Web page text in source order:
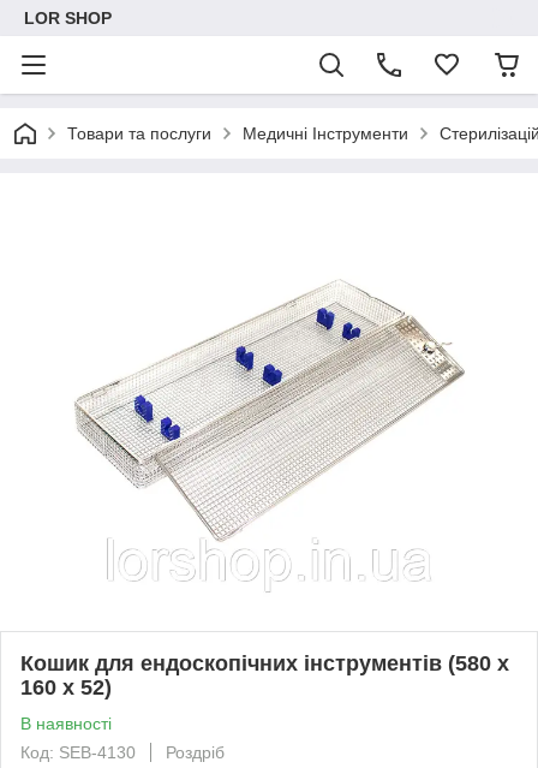
LOR SHOP
Товари та послуги Медичні Інструменти
Кошик для ендоскопічних інструментів (580 x
160 x 52)
В наявності
Код: SEB-4130
Роздріб